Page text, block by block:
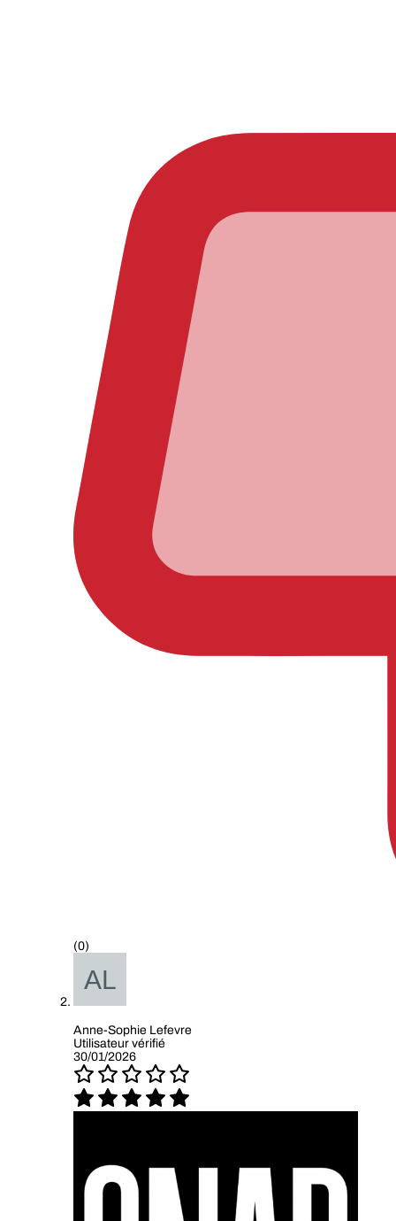
(0)
Anne-Sophie Lefevre
Utilisateur vérifié
30/01/2026